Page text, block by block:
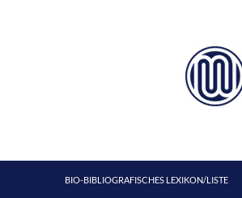
BIO-BIBLIOGRAFISCHES LEXIKON/LISTE